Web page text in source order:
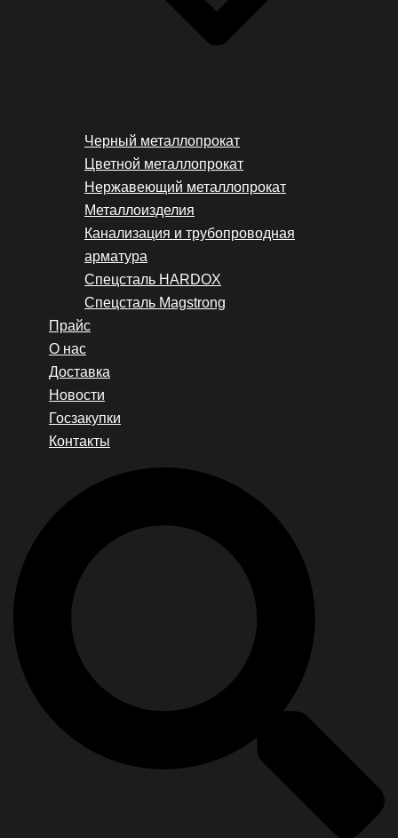
Черный металлопрокат
Цветной металлопрокат
Нержавеющий металлопрокат
Металлоизделия
Канализация и трубопроводная
арматура
Спецсталь HARDOX
Спецсталь Magstrong
Прайс
О нас
Доставка
Новости
Госзакупки
Контакты